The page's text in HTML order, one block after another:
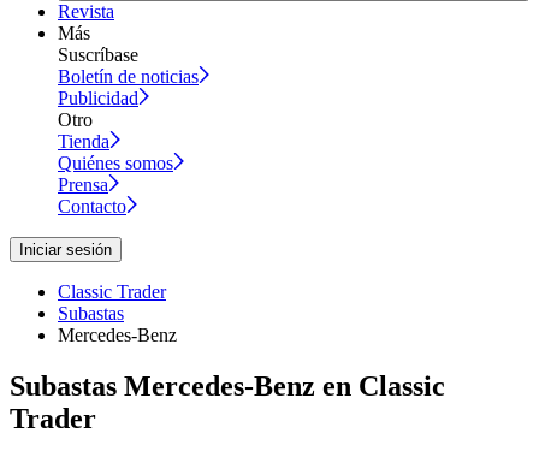
Revista
Más
Suscríbase
Boletín de noticias
Publicidad
Otro
Tienda
Quiénes somos
Prensa
Contacto
Iniciar sesión
Classic Trader
Subastas
Mercedes-Benz
Subastas Mercedes-Benz en Classic
Trader